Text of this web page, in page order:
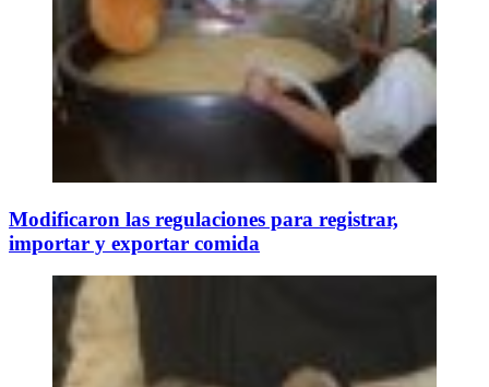
Modificaron las regulaciones para registrar,
importar y exportar comida